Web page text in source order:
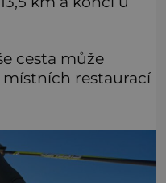
cesta může
restaurací